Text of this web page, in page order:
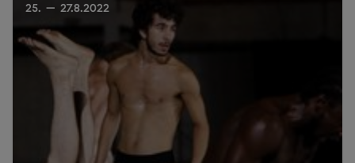
25. — 27.8.2022